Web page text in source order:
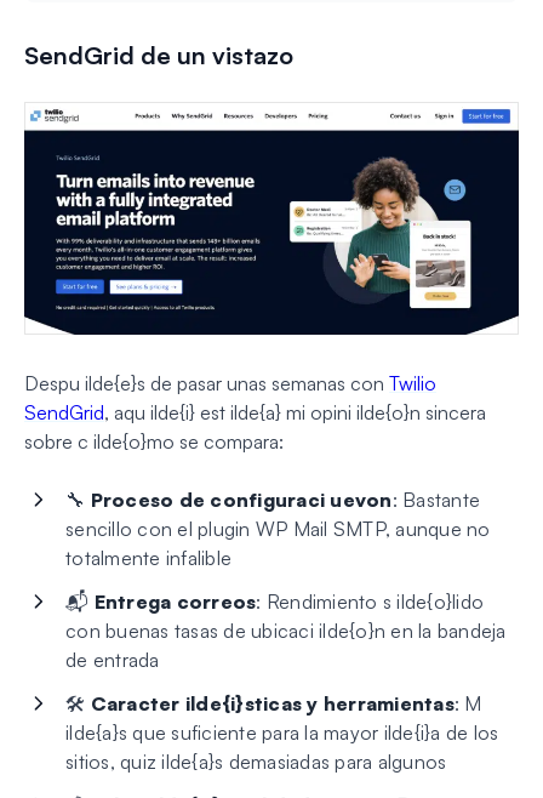
SendGrid de un vistazo
Despu ilde{e}s de pasar unas semanas con Twilio
SendGrid, aqu ilde{i} est ilde{a} mi opini ilde{o}n sincera
sobre c ilde{o}mo se compara:
🔧 Proceso de configuraci uevon: Bastante
sencillo con el plugin WP Mail SMTP, aunque no
totalmente infalible
📬 Entrega correos: Rendimiento s ilde{o}lido
con buenas tasas de ubicaci ilde{o}n en la bandeja
de entrada
🛠️ Caracter ilde{i}sticas y herramientas: M
ilde{a}s que suficiente para la mayor ilde{i}a de los
sitios, quiz ilde{a}s demasiadas para algunos